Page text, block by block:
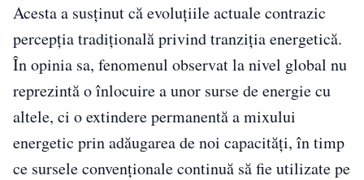
Acesta a susținut că evoluțiile actuale contrazic
percepția tradițională privind tranziția energetică.
În opinia sa, fenomenul observat la nivel global nu
reprezintă o înlocuire a unor surse de energie cu
altele, ci o extindere permanentă a mixului
energetic prin adăugarea de noi capacități, în timp
ce sursele convenționale continuă să fie utilizate pe